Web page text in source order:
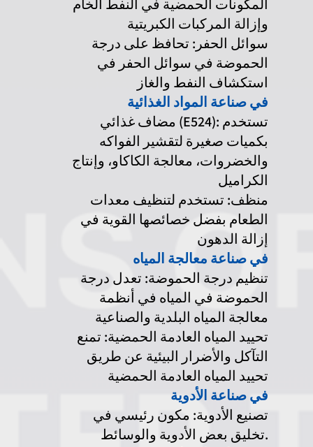
المكونات الحمضية في النفط الخام
وإزالة المركبات الكبريتية
سوائل الحفر: تحافظ على درجة
الحموضة في سوائل الحفر في
استكشاف النفط والغاز
في صناعة المواد الغذائية
مضاف غذائي (E524): تستخدم
بكميات صغيرة لتقشير الفواكه
والخضروات، معالجة الكاكاو، وإنتاج
الكراميل
منظف: تستخدم لتنظيف معدات
الطعام بفضل خصائصها القوية في
إزالة الدهون
في صناعة معالجة المياه
تنظيم درجة الحموضة: تعدل درجة
الحموضة في المياه في أنظمة
معالجة المياه البلدية والصناعية
تحييد المياه العادمة الحمضية: تمنع
التآكل والأضرار البيئية عن طريق
تحييد المياه العادمة الحمضية
في صناعة الأدوية
تصنيع الأدوية: مكون رئيسي في
تخليق بعض الأدوية والوسائط.